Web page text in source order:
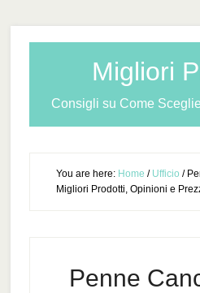
Migliori
Consigli su Come
You are here: Home / Ufficio /
Migliori Prodotti, Opinioni e
Penne